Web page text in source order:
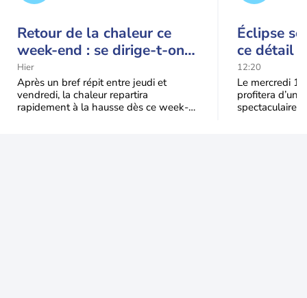
Retour de la chaleur ce
week-end : se dirige-t-on
vers une cinquième vague
de chaleur en France ?
Hier
Après un bref répit entre jeudi et
vendredi, la chaleur repartira
rapidement à la hausse dès ce week-
Éclipse
ce détail
spectacle
12:20
Le mercredi
profitera
spectaculaire,